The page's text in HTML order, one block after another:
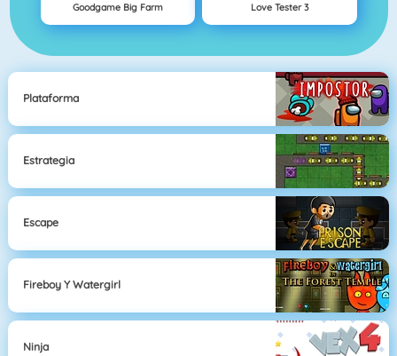
Goodgame Big Farm Love Tester 3
Plataforma
Estrategia
Escape
Fireboy Y Watergirl
Ninja